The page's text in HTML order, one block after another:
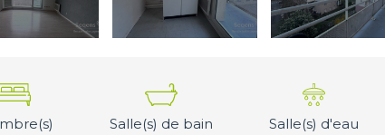
Salle(s) de bain
Salle(s) d'eau